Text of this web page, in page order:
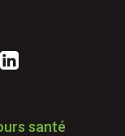
santé